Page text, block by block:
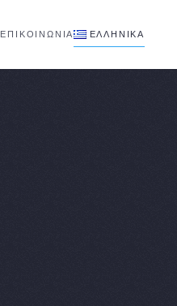
ΕΠΙΚΟΙΝΩΝΊΑ ΕΛΛΗΝΙΚΆ